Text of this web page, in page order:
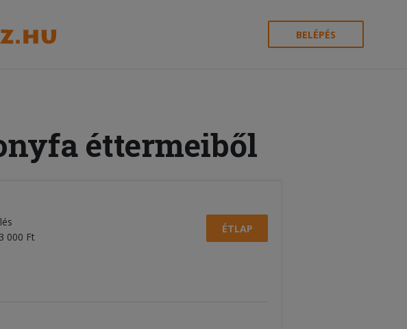
BELÉPÉS
éttermeiből
000 Ft
ÉTLAP